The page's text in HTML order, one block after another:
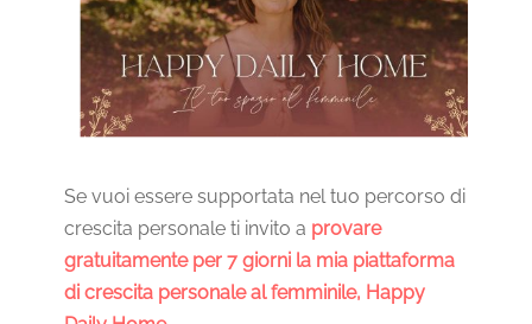
Se vuoi essere supportata nel tuo percorso di
crescita personale ti invito a provare
gratuitamente per 7 giorni la mia piattaforma
di crescita personale al femminile, Happy